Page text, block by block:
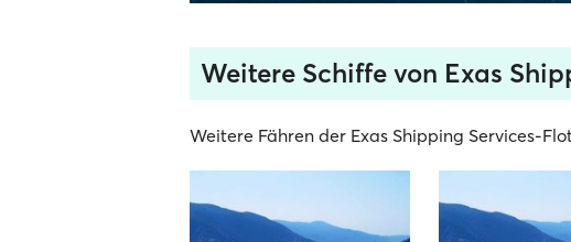
Weitere Schiffe von Exas
Weitere Fähren der Exas Shipping Services-